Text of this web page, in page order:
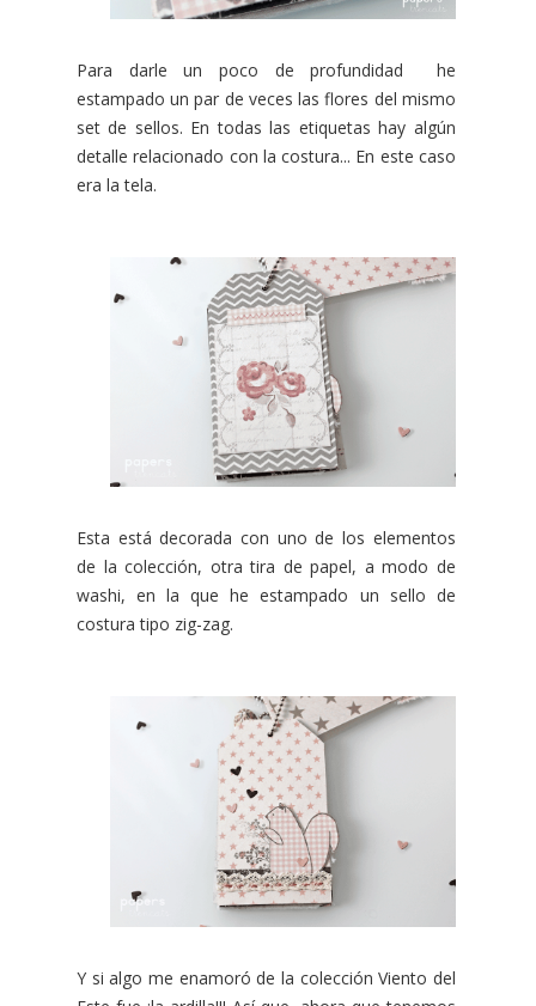
Para darle un poco de profundidad he
estampado un par de veces las flores del mismo
set de sellos. En todas las etiquetas hay algún
detalle relacionado con la costura... En este caso
era la tela.
Esta está decorada con uno de los elementos
de la colección, otra tira de papel, a modo de
washi, en la que he estampado un sello de
costura tipo zig-zag.
Y si algo me enamoró de la colección Viento del